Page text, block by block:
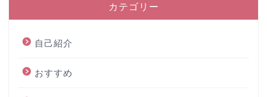
カテゴリー
自己紹介
おすすめ